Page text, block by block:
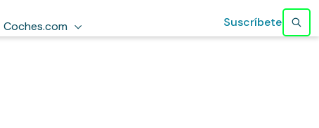
Coches.com Suscríbete